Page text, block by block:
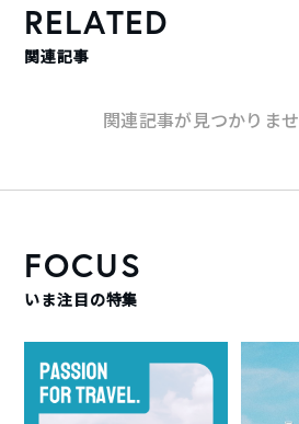
RELATED
関連記事
関連記事が見つかりませ
FOCUS
いま注目の特集